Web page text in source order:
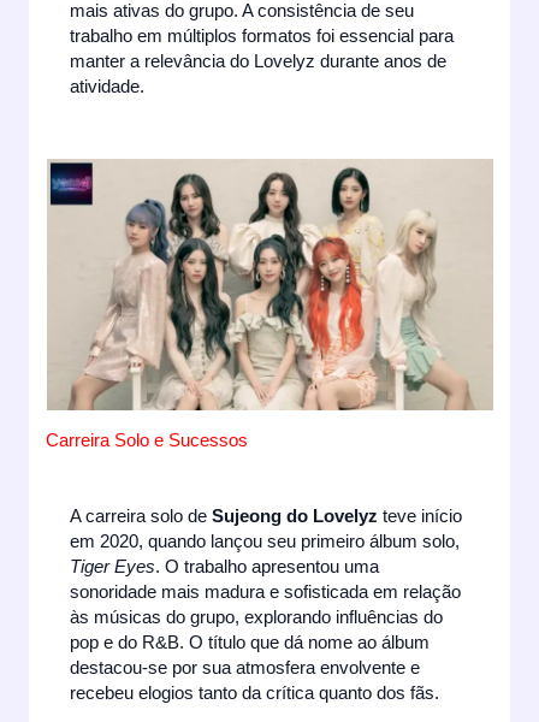
mais ativas do grupo. A consistência de seu
trabalho em múltiplos formatos foi essencial para
manter a relevância do Lovelyz durante anos de
atividade.
Carreira Solo e Sucessos
A carreira solo deSujeong do Lovelyz teve início
em 2020, quando lançou seu primeiro álbum solo,
Tiger Eyes. O trabalho apresentou uma
sonoridade mais madura e sofisticada em relação
às músicas do grupo, explorando influências do
pop e do R&B. O título que dá nome ao álbum
destacou-se por sua atmosfera envolvente e
recebeu elogios tanto da crítica quanto dos fãs.